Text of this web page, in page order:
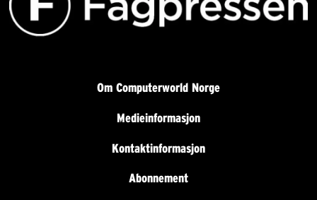
Om Computerworld Norge
Medieinformasjon
Kontaktinformasjon
Abonnement